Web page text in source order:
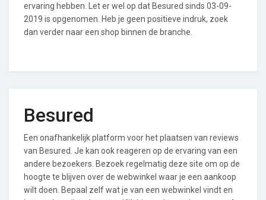
ervaring hebben. Let er wel op dat Besured sinds 03-09-
2019 is opgenomen. Heb je geen positieve indruk, zoek
dan verder naar een shop binnen de branche.
Besured
Een onafhankelijk platform voor het plaatsen van reviews
van Besured. Je kan ook reageren op de ervaring van een
andere bezoekers. Bezoek regelmatig deze site om op de
hoogte te blijven over de webwinkel waar je een aankoop
wilt doen. Bepaal zelf wat je van een webwinkel vindt en